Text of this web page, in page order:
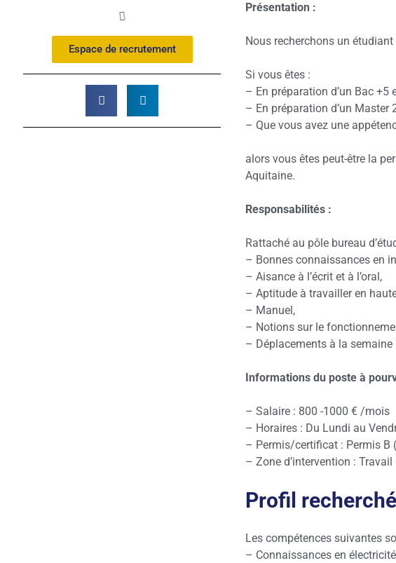
Espace de recrutement
Présentation :
Nous recherchons un
Si vous êtes :
– En préparation d’un Bac +5
– En préparation d’un Master
– Que vous avez une
alors vous êtes peut-être la
Aquitaine.
Responsabilités :
Rattaché au pôle bureau
– Bonnes connaissances en
– Aisance à l’écrit et à l’oral,
– Aptitude à travailler en
– Manuel,
– Notions sur le
– Déplacements à la semaine
Informations du poste à
– Salaire : 800 -1000 € /mois
– Horaires : Du Lundi au
– Permis/certificat : Permis B
– Zone d’intervention :
Profil recherché
Les compétences suivantes
– Connaissances en